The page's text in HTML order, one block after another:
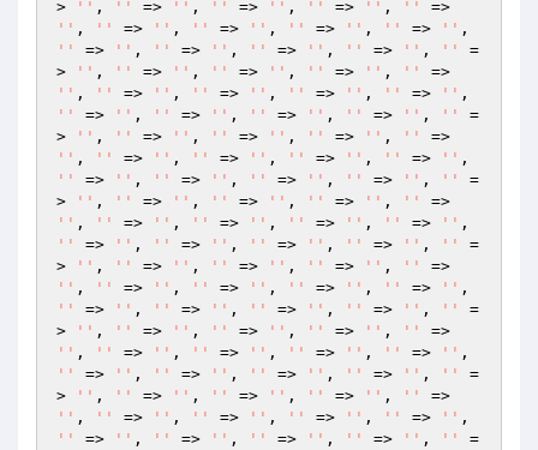
> '' , '' => '' , '' => '' , '' => '' , ''
'' , '' => '' , '' => '' , '' => '' , '' => ''
''
=> '' , '' => '' , '' => '' , '' => '' , ''
=
>
'' , '' => '' , '' => '' , '' => '' , ''
'' , '' => '' , '' => '' , '' => '' , '' => ''
''
=> '' , '' => '' , '' => '' , '' => '' , ''
=
>
'' , '' => '' , '' => '' , '' => '' , ''
'' , '' => '' , '' => '' , '' => '' , '' => ''
''
=> '' , '' => '' , '' => '' , '' => '' , ''
=
>
'' , '' => '' , '' => '' , '' => '' , ''
'' , '' => '' , '' => '' , '' => '' , '' => ''
''
=> '' , '' => '' , '' => '' , '' => '' , ''
=
>
'' , '' => '' , '' => '' , '' => '' , ''
'' , '' => '' , '' => '' , '' => '' , '' => ''
''
=> '' , '' => '' , '' => '' , '' => '' , ''
=
>
'' , '' => '' , '' => '' , '' => '' , ''
'' , '' => '' , '' => '' , '' => '' , '' => ''
''
=> '' , '' => '' , '' => '' , '' => '' , ''
=
>
'' , '' => '' , '' => '' , '' => '' , ''
'' , '' => '' , '' => '' , '' => '' , '' => ''
''
=> '' , '' => '' , '' => '' , '' => '' , ''
=